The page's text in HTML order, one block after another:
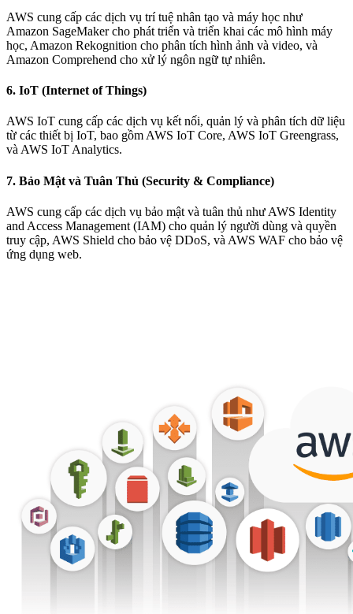
AWS cung cấp các dịch vụ trí tuệ nhân tạo và máy học như
Amazon SageMaker cho phát triển và triển khai các mô hình máy
học, Amazon Rekognition cho phân tích hình ảnh và video, và
Amazon Comprehend cho xử lý ngôn ngữ tự nhiên.
6. IoT (Internet of Things)
AWS IoT cung cấp các dịch vụ kết nối, quản lý và phân tích dữ liệu
từ các thiết bị IoT, bao gồm AWS IoT Core, AWS IoT Greengrass,
và AWS IoT Analytics.
7. Bảo Mật và Tuân Thủ (Security & Compliance)
AWS cung cấp các dịch vụ bảo mật và tuân thủ như AWS Identity
and Access Management (IAM) cho quản lý người dùng và quyền
truy cập, AWS Shield cho bảo vệ DDoS, và AWS WAF cho bảo vệ
ứng dụng web.